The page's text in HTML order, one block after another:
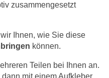
zusammengesetzt
Ihnen, wie Sie diese
können.
Teilen bei Ihnen an.
mit einem Aufkleber